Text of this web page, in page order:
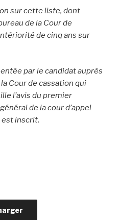
sur cette liste, dont
de la Cour de
de cinq ans sur
par le candidat auprès
Cour de cassation qui
l’avis du premier
de la cour d’appel
est inscrit.